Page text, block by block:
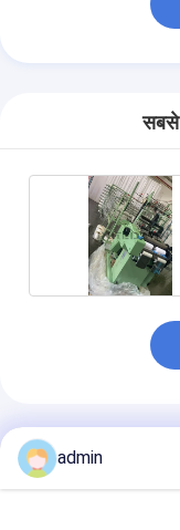
सबसे
अनुशंसित उत्पाद
admin